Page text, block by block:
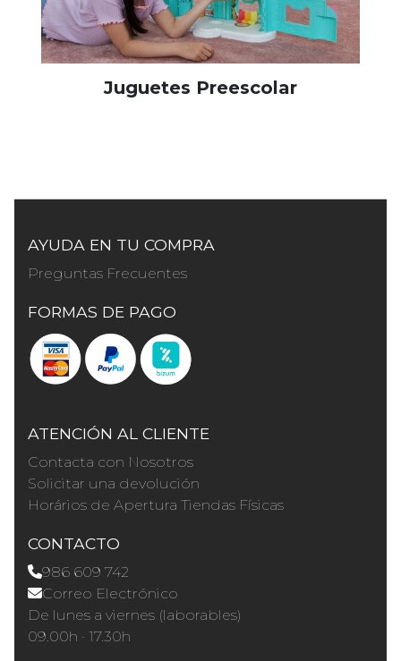
Juguetes Preescolar
AYUDA EN TU COMPRA
Preguntas Frecuentes
FORMAS DE PAGO
ATENCIÓN AL CLIENTE
Contacta con Nosotros
Solicitar una devolución
Horários de Apertura Tiendas Físicas
CONTACTO
986 609 742
Correo Electrónico
De lunes a viernes (laborables)
09.00h · 17.30h